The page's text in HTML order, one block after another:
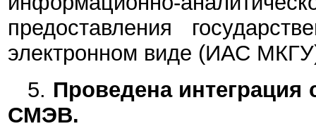
предоставления
электронном виде (ИАС
5. Проведена
СМЭВ.